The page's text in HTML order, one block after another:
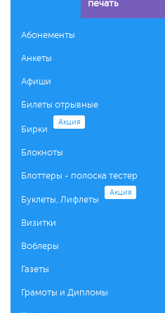
печать
Абонементы
Анкеты
Афиши
Билеты отрывные
Бирки
Акция
Блокноты
Блоттеры - полоска тестер
Буклеты, Лифлеты
Акция
Визитки
Воблеры
Газеты
Грамоты и Дипломы